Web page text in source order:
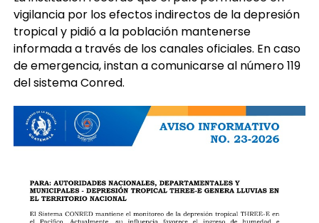
La institución recordó que el país permanece en
vigilancia por los efectos indirectos de la depresión
tropical y pidió a la población mantenerse
informada a través de los canales oficiales. En caso
de emergencia, instan a comunicarse al número 119
del sistema Conred.